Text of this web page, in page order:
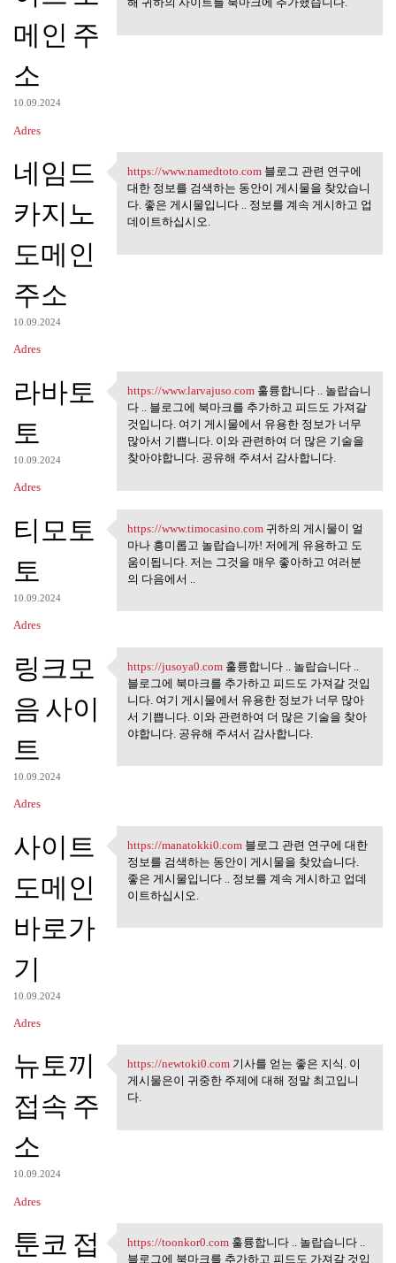
메인 주
소
10.09.2024
Adres
네임드
카지노
도메인
주소
10.09.2024
Adres
https://www.namedtoto.com 블로그
https://www.namedtoto.com블로그 관련 연구에
대한 정보를 검색하는 동안이 게시물을 찾았습니
다. 좋은 게시물입니다 .. 정보를 계속 게시하고 업
데이트하십시오.
라바토
토
10.09.2024
Adres
https://www.larvajuso.com
https://www.larvajuso.com훌륭합니다 .. 놀랍습니
다 .. 블로그에 북마크를 추가하고 피드도 가져갈
것입니다. 여기 게시물에서 유용한 정보가 너무
많아서 기쁩니다. 이와 관련하여 더 많은 기술을
찾아야합니다. 공유해 주셔서 감사합니다.
티모토
토
10.09.2024
Adres
https://www.timocasino.com
https://www.timocasino.com귀하의 게시물이 얼
마나 흥미롭고 놀랍습니까! 저에게 유용하고 도
움이됩니다. 저는 그것을 매우 좋아하고 여러분
의 다음에서 ..
링크모
음 사이
트
10.09.2024
Adres
https://jusoya0.com 훌륭합니다 ..
https://jusoya0.com훌륭합니다 .. 놀랍습니다 ..
블로그에 북마크를 추가하고 피드도 가져갈 것입
니다. 여기 게시물에서 유용한 정보가 너무 많아
서 기쁩니다. 이와 관련하여 더 많은 기술을 찾아
야합니다. 공유해 주셔서 감사합니다.
사이트
도메인
바로가
기
10.09.2024
Adres
https://manatokki0.com 블로그 관련
https://manatokki0.com블로그 관련 연구에 대한
정보를 검색하는 동안이 게시물을 찾았습니다.
좋은 게시물입니다 .. 정보를 계속 게시하고 업데
이트하십시오.
뉴토끼
접속 주
소
10.09.2024
Adres
https://newtoki0.com 기사를 얻는
https://newtoki0.com기사를 얻는 좋은 지식. 이
게시물은이 귀중한 주제에 대해 정말 최고입니
다.
툰코 접 https://toonkor0.com 훌륭합니다 ..
https://toonkor0.com훌륭합니다 .. 놀랍습니다 ..
블로그에 북마크를 추가하고 피드도 가져갈 것입